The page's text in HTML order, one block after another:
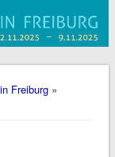
Freiburg»